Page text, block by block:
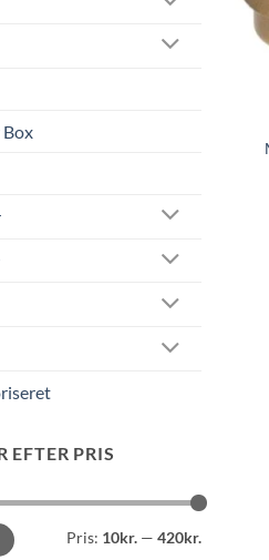
EFTER PRIS
Pris: 10kr. — 420kr.